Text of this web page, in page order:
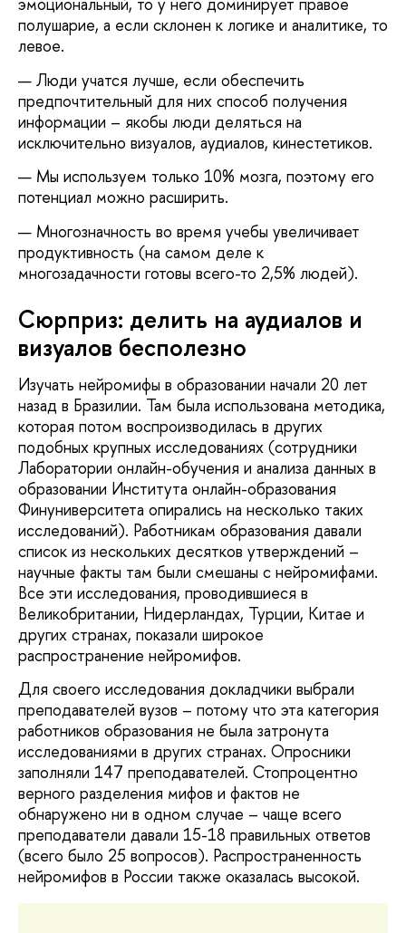
полушарие, а если склонен к логике и аналитике, то
левое.
— Люди учатся лучше, если обеспечить
предпочтительный для них способ получения
информации – якобы люди деляться на
исключительно визуалов, аудиалов, кинестетиков.
— Мы используем только 10% мозга, поэтому его
потенциал можно расширить.
— Многозначность во время учебы увеличивает
продуктивность (на самом деле к
многозадачности готовы всего-то 2,5% людей).
Сюрприз: делить на аудиалов и
визуалов бесполезно
Изучать нейромифы в образовании начали 20 лет
назад в Бразилии. Там была использована методика,
которая потом воспроизводилась в других
подобных крупных исследованиях (сотрудники
Лаборатории онлайн-обучения и анализа данных в
образовании Института онлайн-образования
Финуниверситета опирались на несколько таких
исследований). Работникам образования давали
список из нескольких десятков утверждений –
научные факты там были смешаны с нейромифами.
Все эти исследования, проводившиеся в
Великобритании, Нидерландах, Турции, Китае и
других странах, показали широкое
распространение нейромифов.
Для своего исследования докладчики выбрали
преподавателей вузов – потому что эта категория
работников образования не была затронута
исследованиями в других странах. Опросники
заполняли 147 преподавателей. Стопроцентно
верного разделения мифов и фактов не
обнаружено ни в одном случае – чаще всего
преподаватели давали 15-18 правильных ответов
(всего было 25 вопросов). Распространенность
нейромифов в России также оказалась высокой.